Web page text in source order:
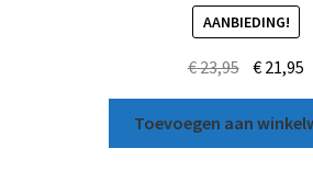
AANBIEDING!
€23,95 € 21,95
Toevoegen aan